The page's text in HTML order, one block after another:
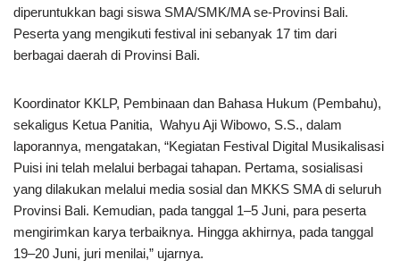
diperuntukkan bagi siswa SMA/SMK/MA se-Provinsi Bali.
Peserta yang mengikuti festival ini sebanyak 17 tim dari
berbagai daerah di Provinsi Bali.
Koordinator KKLP, Pembinaan dan Bahasa Hukum (Pembahu),
sekaligus Ketua Panitia, Wahyu Aji Wibowo, S.S., dalam
laporannya, mengatakan, “Kegiatan Festival Digital Musikalisasi
Puisi ini telah melalui berbagai tahapan. Pertama, sosialisasi
yang dilakukan melalui media sosial dan MKKS SMA di seluruh
Provinsi Bali. Kemudian, pada tanggal 1–5 Juni, para peserta
mengirimkan karya terbaiknya. Hingga akhirnya, pada tanggal
19–20 Juni, juri menilai,” ujarnya.